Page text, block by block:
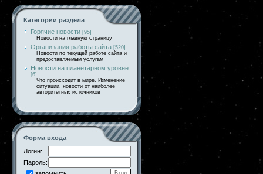
Категории раздела
Горячие новости [95]
Новости на главную страницу
Организация работы сайта [520]
Новости по текущей работе сайта и
предоставляемым услугам
Новости на планетарном уровне
[6]
Что происходит в мире. Изменение
ситуации, новости от наиболее
авторитетных источников
Форма входа
Логин:
Пароль: